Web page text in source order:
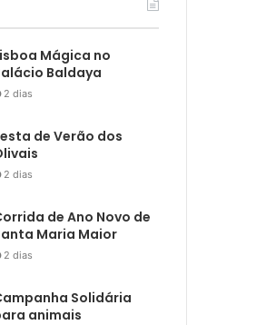
Mágica no
Baldaya
2 dias
de Verão dos
2 dias
de Ano Novo de
Maria Maior
2 dias
Solidária
animais